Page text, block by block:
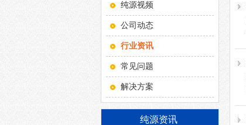
纯源视频
公司动态
行业资讯
常见问题
解决方案
纯源资讯